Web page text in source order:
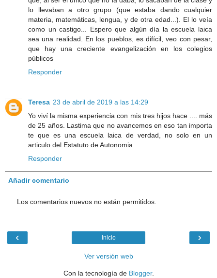
lo llevaban a otro grupo (que estaba dando cualquier
materia, matemáticas, lengua, y de otra edad...). El lo veía
como un castigo... Espero que algún día la escuela laica
sea una realidad. En los pueblos, es difícil, veo con pesar,
que hay una creciente evangelización en los colegios
públicos
Responder
Teresa 23 de abril de 2019 a las 14:29
Yo viví la misma experiencia con mis tres hijos hace .... más
de 25 años. Lastima que no avancemos en eso tan importa
te que es una escuela laica de verdad, no solo en un
articulo del Estatuto de Autonomia
Responder
Añadir comentario
Los comentarios nuevos no están permitidos.
‹ ›
Inicio
Ver versión web
Con la tecnología de Blogger.